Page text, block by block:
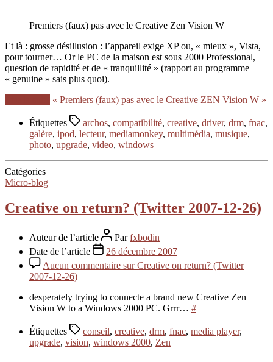
Premiers (faux) pas avec le Creative Zen Vision W
Et là : grosse désillusion : l’appareil exige XP ou, « mieux », Vista,
pour tourner… Or le PC de la maison est sous 2000 Professional,
question de rapidité et de « tranquillité » (rapport au programme
« genuine » sais plus quoi).
« Premiers (faux) pas avec le Creative ZEN Vision W »
Étiquettes archos, compatibilité, creative, driver, drm, fnac,
galère, ipod, lecteur, mediamonkey, multimédia, musique,
photo, upgrade, video, windows
Catégories
Micro-blog
Creative on return? (Twitter 2007-12-26)
Auteur de l’article Parfxbodin
Date de l’article
26 décembre 2007
Aucun commentaire sur Creative on return? (Twitter
2007-12-26)
desperately trying to connecte a brand new Creative Zen
Vision W to a Windows 2000 PC. Grrr… #
Étiquettes conseil, creative, drm, fnac, media player,
upgrade, vision, windows 2000, Zen